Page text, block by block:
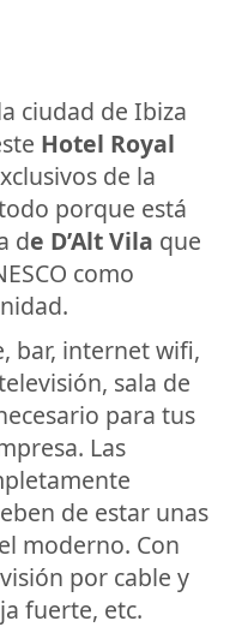
ciudad de Ibiza
Hotel Royal
de la
porque está
de D’Alt Vila que
como
bar, internet wifi,
sala de
para tus
Las
de estar unas
moderno. Con
por cable y
fuerte, etc.